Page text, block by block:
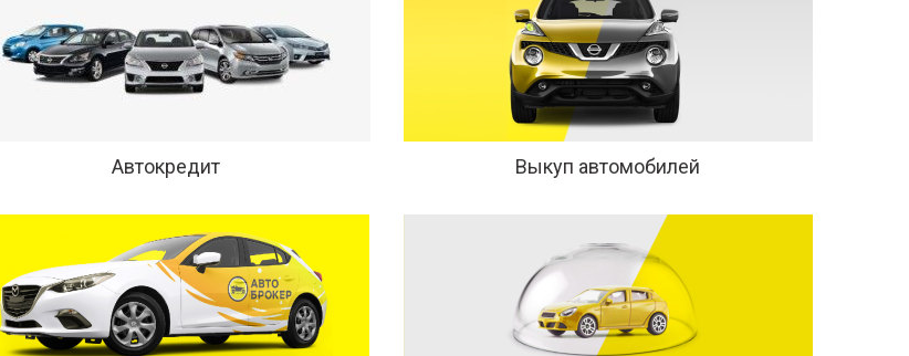
Автокредит Выкуп автомобилей